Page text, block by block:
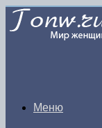
Меню